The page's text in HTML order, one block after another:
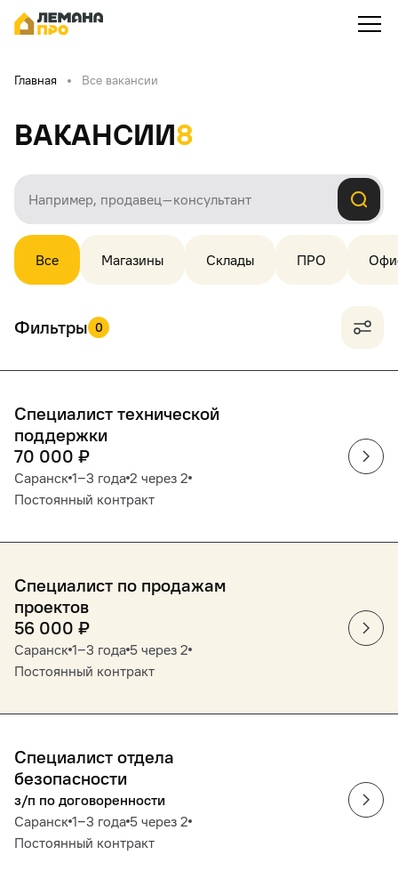
Главная Все вакансии
Вакансии8
Все Магазины Склады ПРО
Фильтры 0
Специалист технической
поддержки
70 000 ₽
Саранск 1‒3 года 2 через 2
Постоянный контракт
Специалист по продажам
проектов
56 000 ₽
Саранск 1‒3 года 5 через 2
Постоянный контракт
Специалист отдела
безопасности
з/п по договоренности
Саранск 1‒3 года 5 через 2
Постоянный контракт